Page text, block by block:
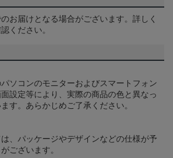
お届けとなる場合がございます。詳しく
ください。
ソコンのモニターおよびスマートフォン
設定等により、実際の商品の色と異なっ
す。あらかじめご了承ください。
、パッケージやデザインなどの仕様が予
ございます。